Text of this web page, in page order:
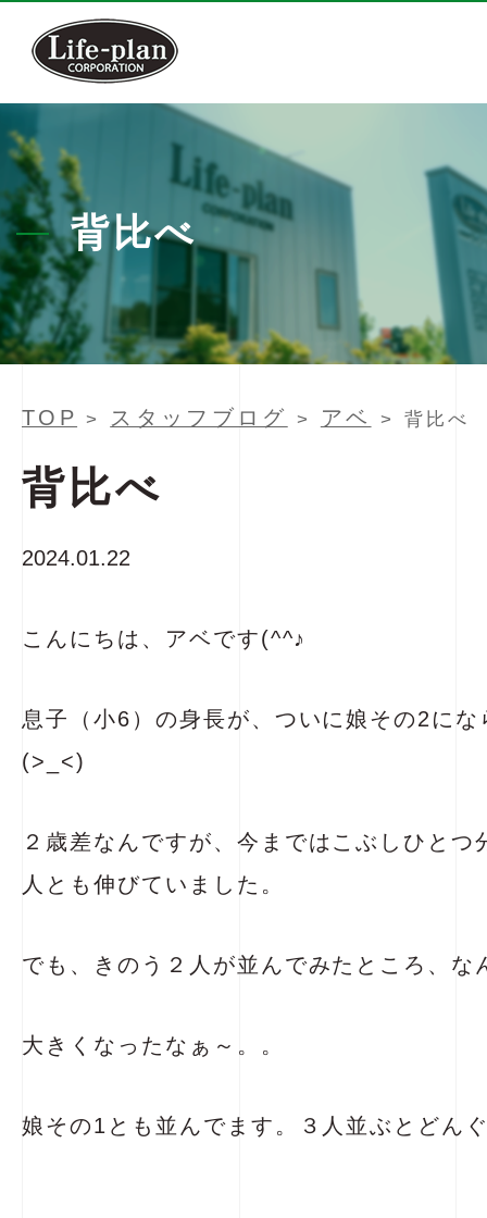
背比べ
TOP > スタッフブログ > アベ > 背比べ
背比べ
2024.01.22
こんにちは、アベです(^^♪
息子（小6）の身長が、ついに娘その2に
(>_<)
２歳差なんですが、今まではこぶしひとつ
人とも伸びていました。
でも、きのう２人が並んでみたところ、な
大きくなったなぁ～。。
娘その1とも並んでます。３人並ぶとどん